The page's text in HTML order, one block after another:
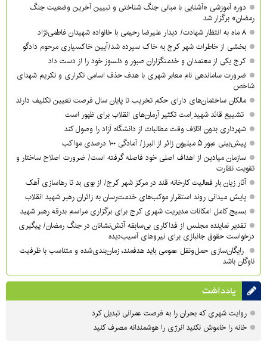
دوره آموزشی «آشنایی با مبانی جنگ شناختی و تبیین آخرین وضعیت جنگ
رمضان» برگزار شد
۸ ماه به انتظار شهادت/ دیدار علیرضا رحیمی با خانواده شهیدان فاطمی‌نژاد
بخشی از خاطرات شهر کرج به خاک سپرده شد/آیین خاکسپاری مرحوم دادگو
کرج یکی از معتمدان و خدمتگزاران صبور و دلسوز خود را از دست داد
ضرورت ساماندهی نام‌ معابر شهری با هدف حذف اسامی تکراری و تکریم شهدای
شاخص
مالکان ساختمان‌های دارای حکم تخریب تا پایان سال فرصت تعیین تکلیف دارند
تشییع قائد شهید ِامت تکثیر آرمان‌های انقلاب برای ظهور است
شهرداری بدون اتلاف وقت مطالبات از دانشگاه آزاد را وصول کند
پیش‌بینی عبور ۵ میلیون زائر از البرز/ آمادگی ۱۰۰ درصدی مواکب
سازمان میادین از اهداف اصلی خود فاصله گرفته است/ ضرورت اصلاح ساختار و
تقویت نظارت
آثار زیان بار فعالیت کارخانه قند در مرکز شهر کرج/ از بوی بد تا رهاسازی آهک
پایش میدانی روند استقرار موکب‌های خدمت‌رسان به زائران رهبر شهید انقلاب
بسیج کامل امکانات مدیریت شهری کرج برای برگزاری مراسم بدرقه رهبر شهید
تقدیر نماینده مجلس از فداکاری بی‌سابقه آتش‌نشانان در جنگ رمضان/ پیگیری
درخواست حقوق جانبازی برای نیروهای آسیب‌دیده
رایگان‌سازی حمل‌ونقل عمومی باید هدفمند، زمان‌بندی‌شده و متناسب با ظرفیت
ناوگان باشد
یادداشت
روایت شهری که بحران را به فرصت عمرانی تبدیل کرد
خانه را خاموش نکنید انرژی را هوشمندانه مصرف کنید